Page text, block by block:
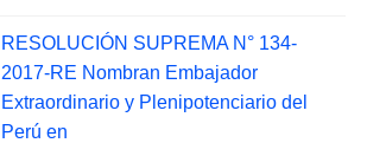
RESOLUCIÓN SUPREMA N° 134-
2017-RE Nombran Embajador
Extraordinario y Plenipotenciario del
Perú en